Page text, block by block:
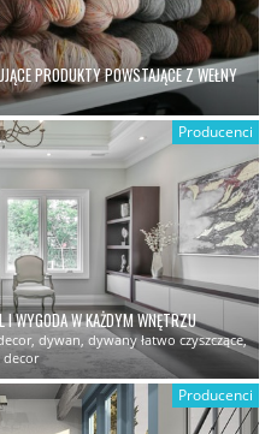
PRODUKTY POWSTAJĄCE Z WEŁNY
Producenci
WYGODA W KAŻDYM WNĘTRZU
, dywan dywany łatwo czyszczące,
decor
Producenci